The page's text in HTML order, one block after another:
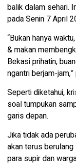
balik dalam sehari.
pada Senin 7 April
“Bukan hanya
& makan
Bekasi prihatin,
ngantri berjam-
Seperti diketahui,
soal tumpukan
garis depan.
Jika tidak ada
akan terus
para supir dan